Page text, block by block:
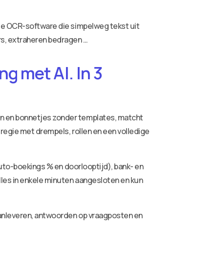
OCR-software die simpelweg tekst uit
extraheren bedragen …
met AI. In 3
en bonnetjes zonder templates, matcht
met drempels, rollen en een volledige
boekings % en doorlooptijd), bank- en
in enkele minuten aangesloten en kun
antwoorden op vraagposten en